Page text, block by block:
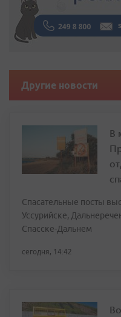
Другие новости
В
Спасательные посты
Уссурийске,
Спасске-Дальнем
сегодня, 14:42